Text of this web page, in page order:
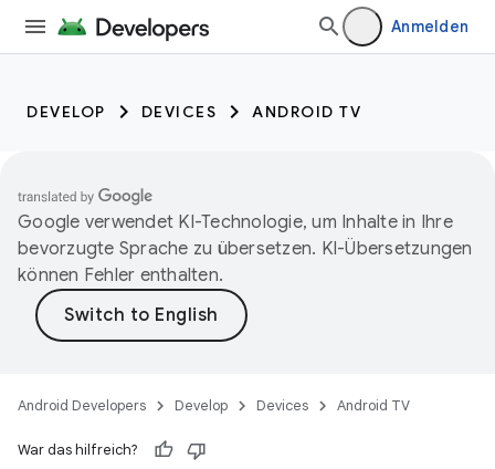
Anmelden
DEVELOP DEVICES ANDROID TV
Google verwendet KI-Technologie, um Inhalte in Ihre
bevorzugte Sprache zu übersetzen. KI-Übersetzungen
können Fehler enthalten.
Android Developers Develop Devices Android TV
War das hilfreich?